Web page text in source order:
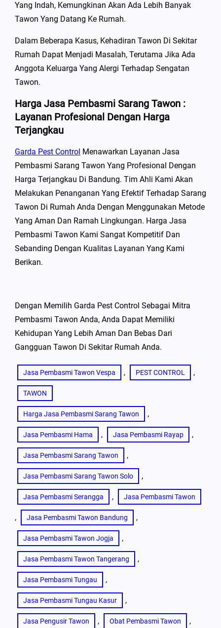
Yang Indah, Kemungkinan Akan Ada Lebih Banyak
Tawon Yang Datang Ke Rumah.
Dalam Beberapa Kasus, Kehadiran Tawon Di Sekitar
Rumah Dapat Menjadi Masalah, Terutama Jika Ada
Anggota Keluarga Yang Alergi Terhadap Sengatan
Tawon.
Harga Jasa Pembasmi Sarang Tawon :
Layanan Profesional Dengan Harga
Terjangkau
Garda Pest Control Menawarkan Layanan Jasa
Pembasmi Sarang Tawon Yang Profesional Dengan
Harga Terjangkau Di Bandung. Tim Ahli Kami Akan
Melakukan Penanganan Yang Efektif Terhadap Sarang
Tawon Di Rumah Anda Dengan Menggunakan Metode
Yang Aman Dan Ramah Lingkungan. Harga Jasa
Pembasmi Tawon Kami Sangat Kompetitif Dan
Sebanding Dengan Kualitas Layanan Yang Kami
Berikan.
Dengan Memilih Garda Pest Control Sebagai Mitra
Pembasmi Tawon Anda, Anda Dapat Memiliki
Kehidupan Yang Lebih Aman Dan Bebas Dari
Gangguan Tawon Di Sekitar Rumah Anda.
Jasa Pembasmi Tawon Vespa , PEST CONTROL ,
TAWON
Harga Jasa Pembasmi Sarang Tawon ,
Jasa Pembasmi Hama , Jasa Pembasmi Rayap ,
Jasa Pembasmi Sarang Tawon ,
Jasa Pembasmi Sarang Tawon Solo ,
Jasa Pembasmi Serangga , Jasa Pembasmi Tawon
, Jasa Pembasmi Tawon Bandung ,
Jasa Pembasmi Tawon Jogja ,
Jasa Pembasmi Tawon Tangerang ,
Jasa Pembasmi Tungau ,
Jasa Pembasmi Tungau Kasur ,
Jasa Pengusir Tawon , Obat Pembasmi Tawon ,